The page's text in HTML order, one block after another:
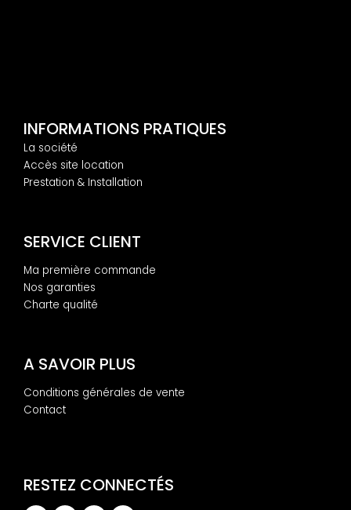
INFORMATIONS PRATIQUES
La société
Accès site location
Prestation & Installation
SERVICE CLIENT
Ma première commande
Nos garanties
Charte qualité
A SAVOIR PLUS
Conditions générales de vente
Contact